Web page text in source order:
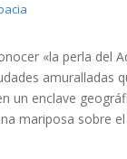
«la perla del
amuralladas
un enclave
mariposa sobre